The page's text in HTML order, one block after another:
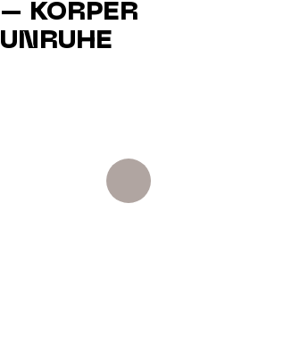
– KÖRPER
UNRUHE